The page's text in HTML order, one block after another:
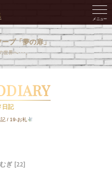
プ「夢の扉」
世界へ･･･。
日記
/ 19-お礼
ぎ [22]